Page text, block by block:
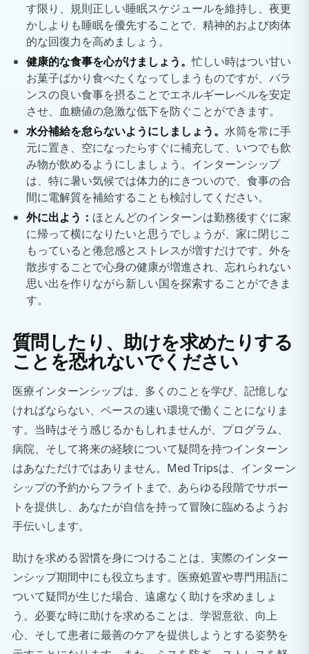
す限り、規則正しい睡眠スケジュールを維持し、夜更
かしよりも睡眠を優先することで、精神的および肉体
的な回復力を高めましょう。
健康的な食事を心がけましょう。忙しい時はつい甘い
お菓子ばかり食べたくなってしまうものですが、バラ
ンスの良い食事を摂ることでエネルギーレベルを安定
させ、血糖値の急激な低下を防ぐことができます。
水分補給を怠らないようにしましょう。 水筒を常に手
元に置き、空になったらすぐに補充して、いつでも飲
み物が飲めるようにしましょう。インターンシップ
は、特に暑い気候では体力的にきついので、食事の合
間に電解質を補給することも検討してください。
外に出よう： ほとんどのインターンは勤務後すぐに家
に帰って横になりたいと思うでしょうが、家に閉じこ
もっていると倦怠感とストレスが増すだけです。外を
散歩することで心身の健康が増進され、忘れられない
思い出を作りながら新しい国を探索することができま
す。
質問したり、助けを求めたりする
ことを恐れないでください
医療インターンシップは、多くのことを学び、記憶しな
ければならない、ペースの速い環境で働くことになりま
す。当時はそう感じるかもしれませんが、プログラム、
病院、そして将来の経験について疑問を持つインターン
はあなただけではありません。Med Tripsは、インターン
シップの予約からフライトまで、あらゆる段階でサポー
トを提供し、あなたが自信を持って冒険に臨めるようお
手伝いします。
助けを求める習慣を身につけることは、実際のインター
ンシップ期間中にも役立ちます。医療処置や専門用語に
ついて疑問が生じた場合、遠慮なく助けを求めましょ
う。必要な時に助けを求めることは、学習意欲、向上
心、そして患者に最善のケアを提供しようとする姿勢を